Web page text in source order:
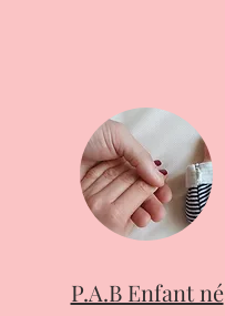
P.A.B Enfant né